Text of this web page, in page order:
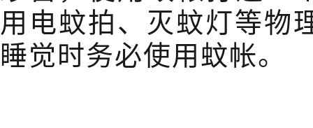
用电蚊拍、灭蚊灯等物
睡觉时务必使用蚊帐。